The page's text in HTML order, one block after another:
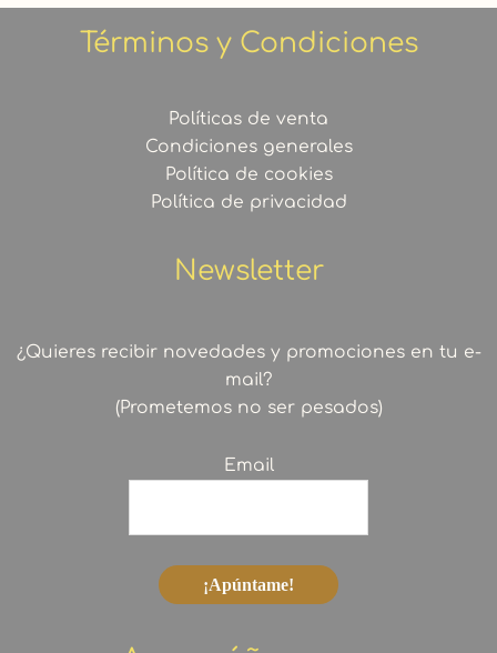
Términos y Condiciones
Políticas de venta
Condiciones generales
Política de cookies
Política de privacidad
Newsletter
¿Quieres recibir novedades y promociones en tu e-
mail?
(Prometemos no ser pesados)
Email